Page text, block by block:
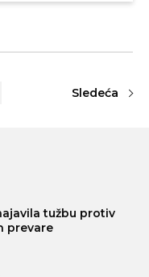
Sledeća
tužbu protiv
prevare